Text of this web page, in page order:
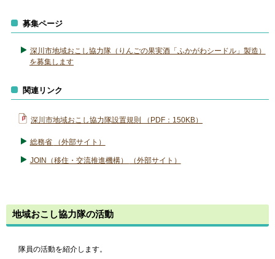
募集ページ
深川市地域おこし協力隊（りんごの果実酒「ふかがわシードル」製造）
を募集します
関連リンク
深川市地域おこし協力隊設置規則 （PDF：150KB）
総務省 （外部サイト）
JOIN（移住・交流推進機構） （外部サイト）
地域おこし協力隊の活動
隊員の活動を紹介します。